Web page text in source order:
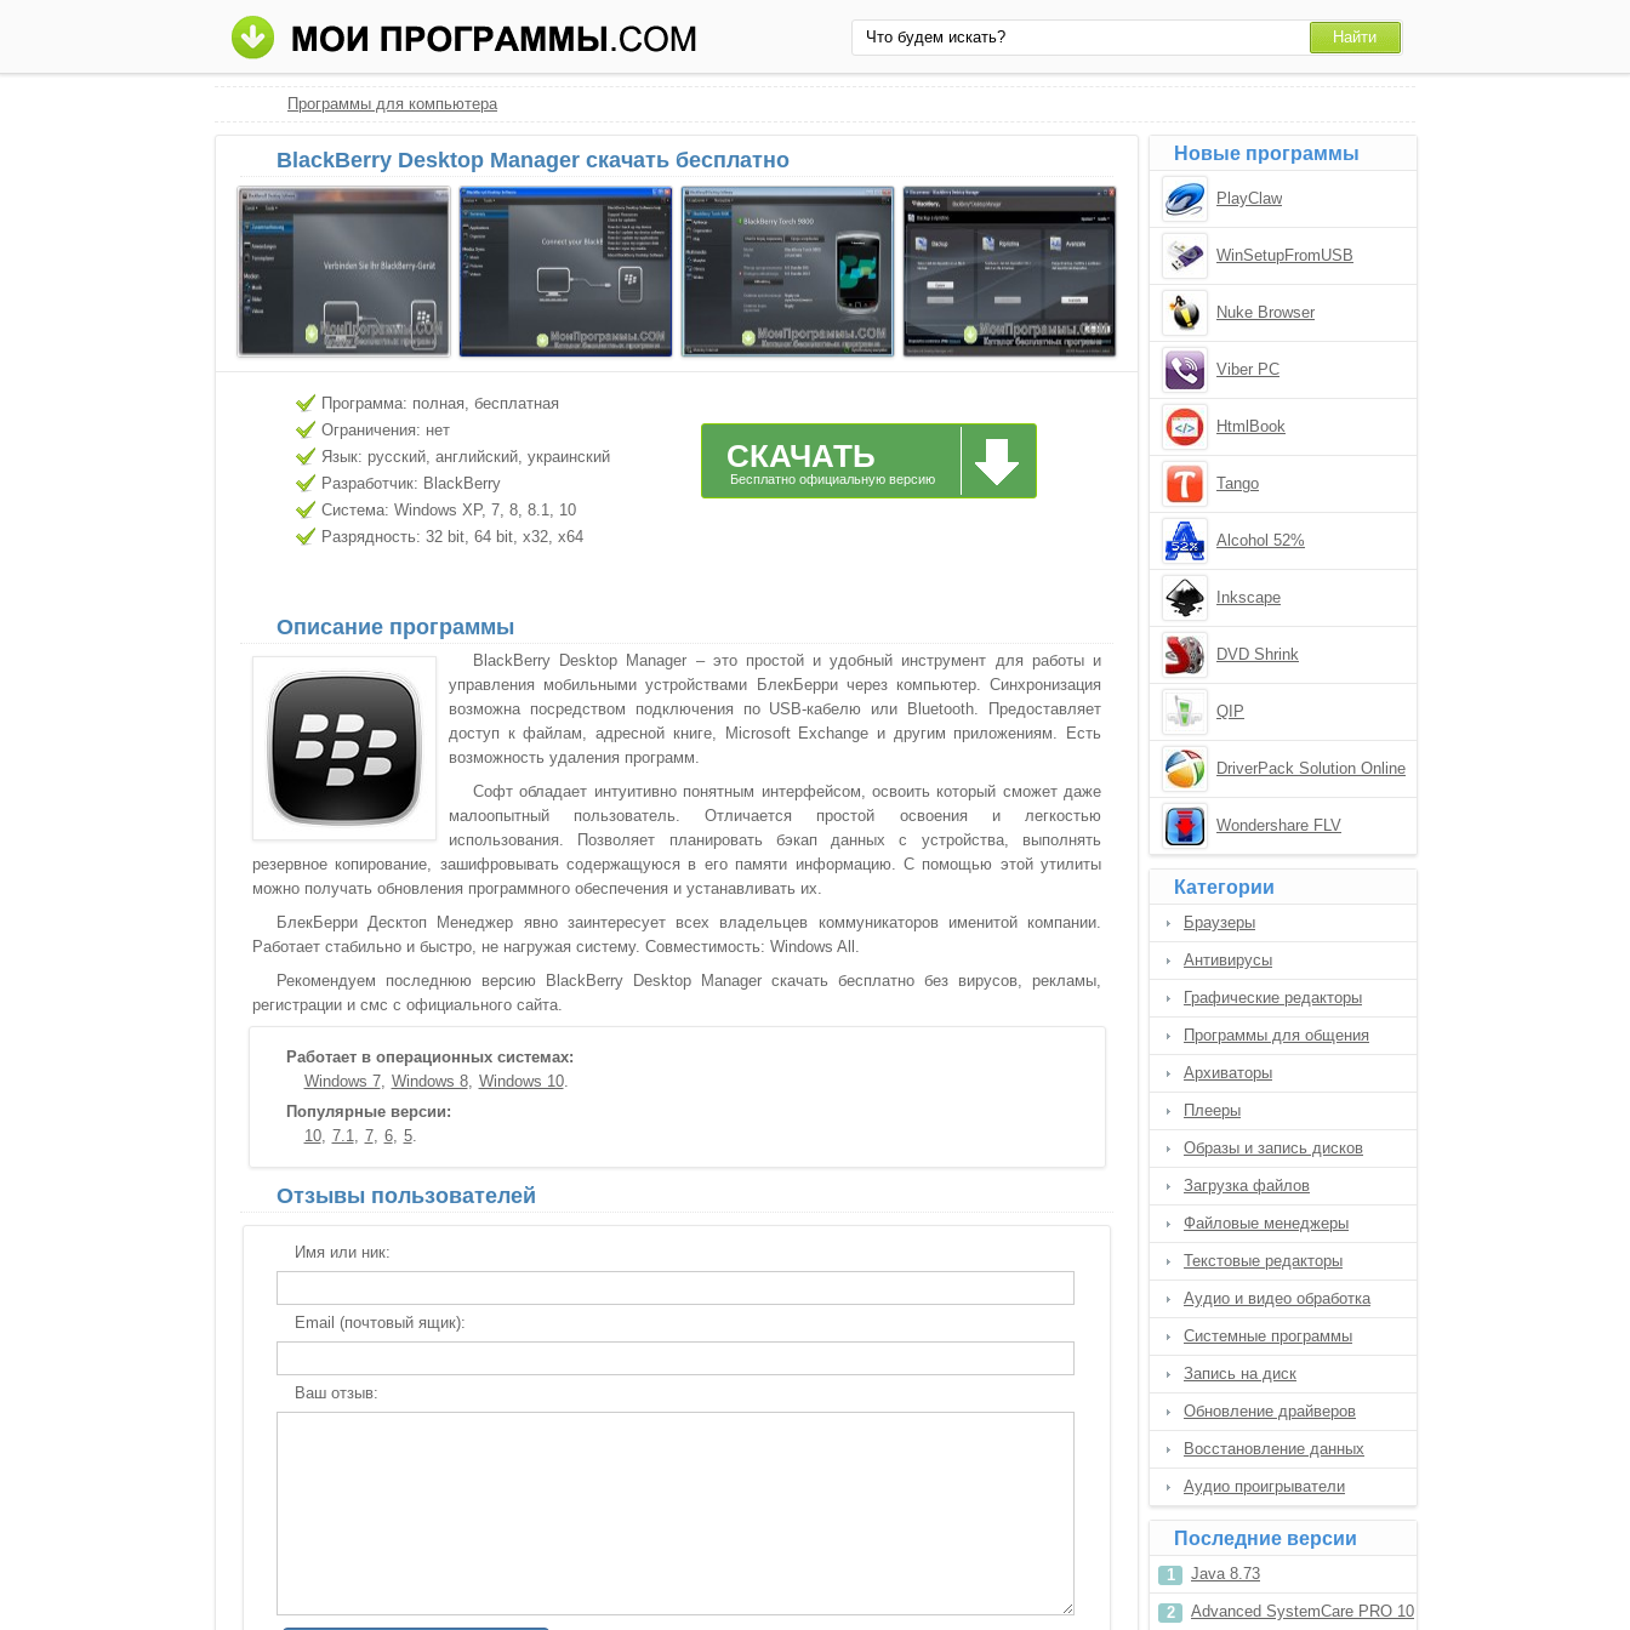
Программы для компьютера
BlackBerry Desktop Manager скачать бесплатно
Программа: полная, бесплатная
Ограничения: нет
Язык: русский, английский, украинский
Разработчик: BlackBerry
Система: Windows XP, 7, 8, 8.1, 10
Разрядность: 32 bit, 64 bit, x32, x64
СКАЧАТЬ
Бесплатно официальную версию
Описание программы
BlackBerry Desktop Manager – это простой и удобный инструмент для работы и
управления мобильными устройствами БлекБерри через компьютер. Синхронизация
возможна посредством подключения по USB-кабелю или Bluetooth. Предоставляет
доступ к файлам, адресной книге, Microsoft Exchange и другим приложениям. Есть
возможность удаления программ.
Софт обладает интуитивно понятным интерфейсом, освоить который сможет даже
малоопытный пользователь. Отличается простой освоения и легкостью
использования. Позволяет планировать бэкап данных с устройства, выполнять
резервное копирование, зашифровывать содержащуюся в его памяти информацию. С помощью этой утилиты
можно получать обновления программного обеспечения и устанавливать их.
БлекБерри Десктоп Менеджер явно заинтересует всех владельцев коммуникаторов именитой компании.
Работает стабильно и быстро, не нагружая систему. Совместимость: Windows All.
Рекомендуем последнюю версию BlackBerry Desktop Manager скачать бесплатно без вирусов, рекламы,
регистрации и смс с официального сайта.
Работает в операционных системах:
Windows 7
Windows 8
Windows 10
Популярные версии:
10
7.1 7 6 5
Отзывы пользователей
Имя или ник:
Email (почтовый ящик):
Ваш отзыв:
Новые программы
PlayClaw
WinSetupFromUSB
Nuke Browser
Viber PC
HtmlBook
Tango
Alcohol 52%
Inkscape
DVD Shrink
QIP
DriverPack Solution Online
Wondershare FLV
Категории
Браузеры
Антивирусы
Графические редакторы
Программы для общения
Архиваторы
Плееры
Образы и запись дисков
Загрузка файлов
Файловые менеджеры
Текстовые редакторы
Аудио и видео обработка
Системные программы
Запись на диск
Обновление драйверов
Восстановление данных
Аудио проигрыватели
Последние версии
Java 8.73
Advanced SystemCare PRO 10